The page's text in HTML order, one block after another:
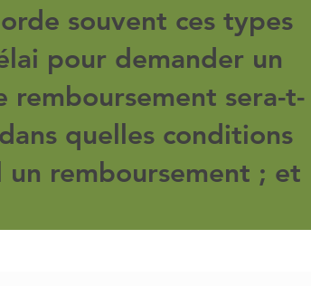
souvent ces types
pour demander un
remboursement sera-t-
quelles conditions
un remboursement ; et